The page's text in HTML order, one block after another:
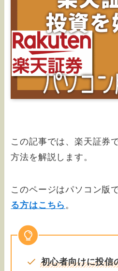
この記事では、楽天証券
方法を解説します。
このページはパソコン版で
る方はこちら 。
初心者向けに投信